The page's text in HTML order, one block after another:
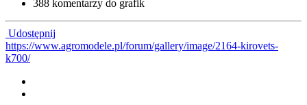
388 komentarzy do grafik
Udostępnij
https://www.agromodele.pl/forum/gallery/image/2164-kirovets-
k700/